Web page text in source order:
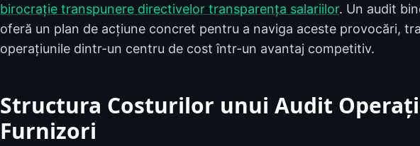
birocrație transpunere directivelor transparența salariilor. Un audit
oferă un plan de acțiune concret pentru a naviga aceste provocări,
operațiunile dintr-un centru de cost într-un avantaj competitiv.
Structura Costurilor unui Audit
Furnizori